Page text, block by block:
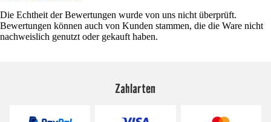
Die Echtheit der Bewertungen wurde von uns nicht überprüft.
Bewertungen können auch von Kunden stammen, die die Ware nicht
nachweislich genutzt oder gekauft haben.
Zahlarten